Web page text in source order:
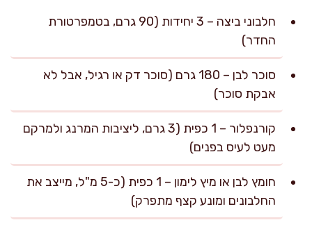
חלבוני ביצה – 3 יחידות (90 גרם, בטמפרטורת
החדר)
סוכר לבן – 180 גרם (סוכר דק או רגיל, אבל לא
אבקת סוכר)
קורנפלור – 1 כפית (3 גרם, ליציבות המרנג ולמרקם
מעט לעיס בפנים)
חומץ לבן או מיץ לימון – 1 כפית (כ-5 מ"ל, מייצב את
החלבונים ומונע קצף מתפרק)